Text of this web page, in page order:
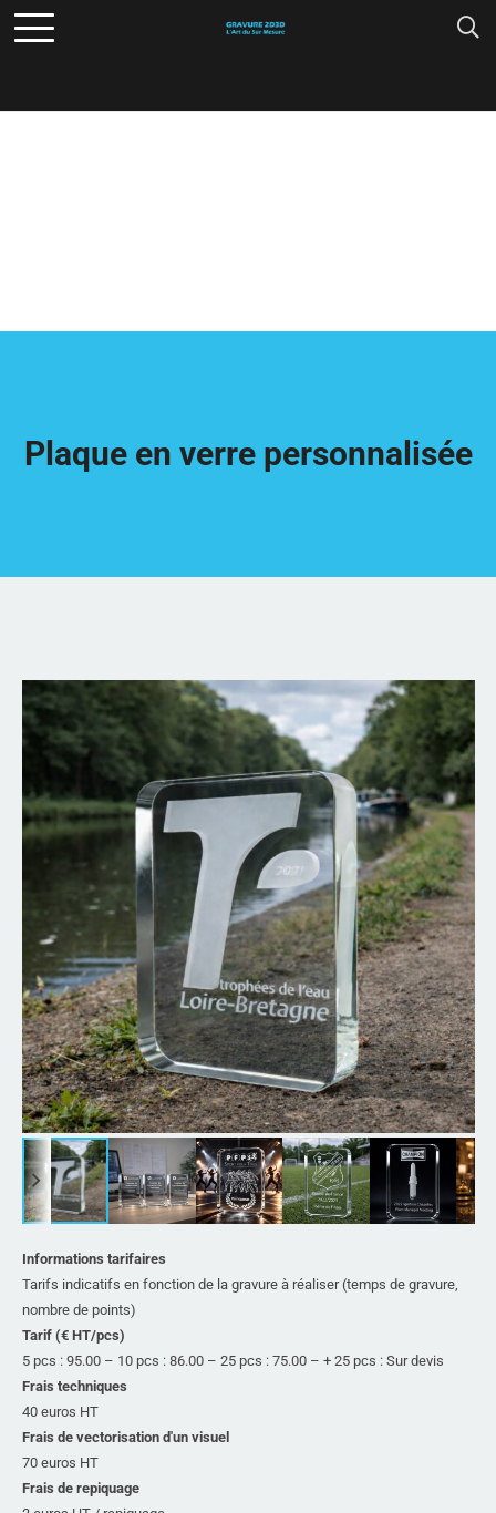
Plaque en verre personnalisée
Informations tarifaires
Tarifs indicatifs en fonction de la gravure à réaliser (temps de gravure,
nombre de points)
Tarif (€ HT/pcs)
5 pcs : 95.00 – 10 pcs : 86.00 – 25 pcs : 75.00 – + 25 pcs : Sur devis
Frais techniques
40 euros HT
Frais de vectorisation d'un visuel
70 euros HT
Frais de repiquage